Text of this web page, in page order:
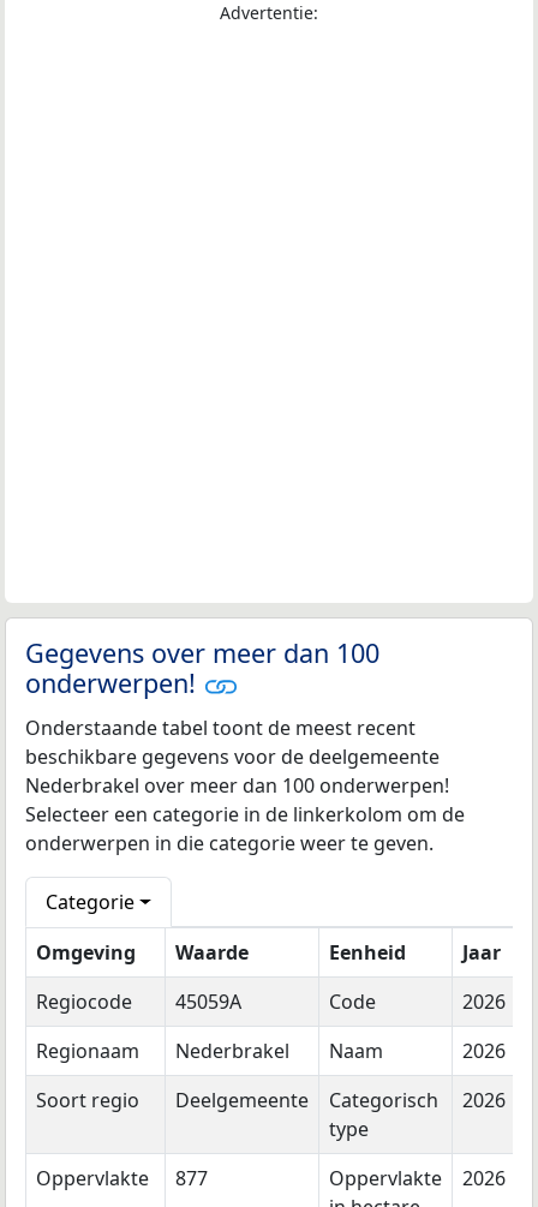
Advertentie:
Gegevens over meer dan 100
onderwerpen!
Onderstaande tabel toont de meest recent
beschikbare gegevens voor de deelgemeente
Nederbrakel over meer dan 100 onderwerpen!
Selecteer een categorie in de linkerkolom om de
onderwerpen in die categorie weer te geven.
Categorie
Omgeving
Waarde Eenheid
Jaar
Regiocode
45059A Code
2026
Regionaam
Nederbrakel Naam
2026
Soort regio
Deelgemeente
Categorisch
type
2026
Oppervlakte 877
Oppervlakte
2026